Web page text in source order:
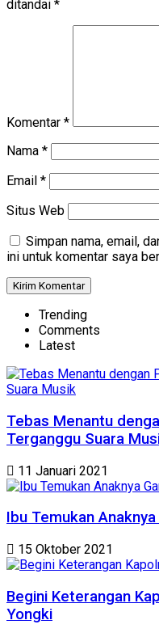
ditandai *
Komentar *
Nama *
Email *
Situs Web
Simpan nama, email,
ini untuk komentar saya
Trending
Comments
Latest
Tebas Menantu
Terganggu Suara
11 Januari 2021
Ibu Temukan
15 Oktober 2021
Begini Keterangan
Yongki